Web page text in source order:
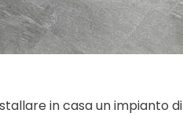
in casa un impianto di